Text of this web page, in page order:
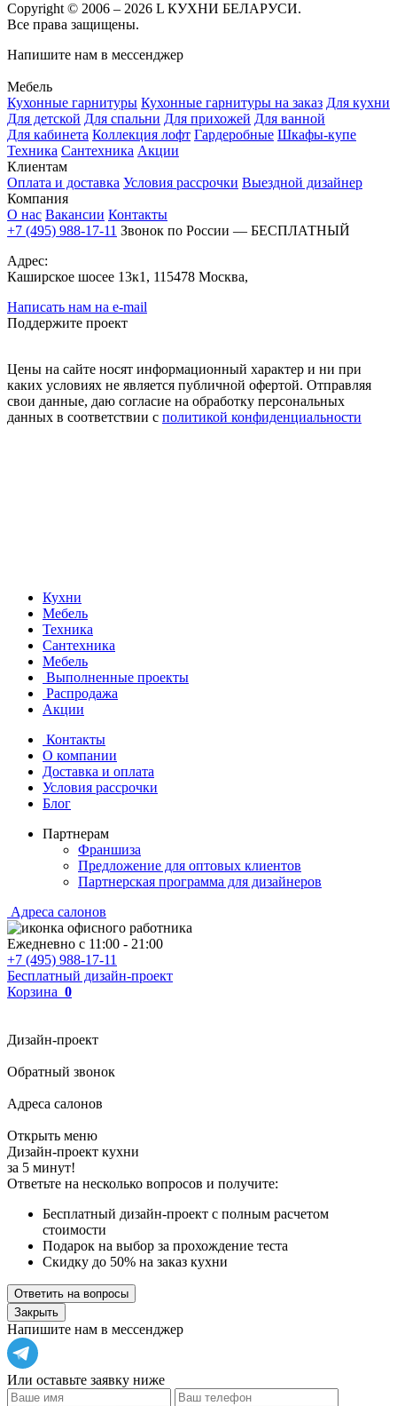
Copyright © 2006 – 2026 L КУХНИ БЕЛАРУСИ.
Все права защищены.
Напишите нам в мессенджер
Мебель
Кухонные гарнитуры Кухонные гарнитуры на заказ Для кухни
Для детской Для спальни Для прихожей Для ванной
Для кабинета Коллекция лофт Гардеробные Шкафы-купе
Техника Сантехника Акции
Клиентам
Оплата и доставка Условия рассрочки Выездной дизайнер
Компания
О нас Вакансии Контакты
+7 (495) 988-17-11 Звонок по России — БЕСПЛАТНЫЙ
Адрес:
Каширское шосее 13к1, 115478 Москва,
Написать нам на e-mail
Поддержите проект
Цены на сайте носят информационный характер и ни при
каких условиях не является публичной офертой. Отправляя
свои данные, даю согласие на обработку персональных
данных в соответствии с политикой конфиденциальности
Кухни
Мебель
Техника
Сантехника
Мебель
Выполненные проекты
Распродажа
Акции
Контакты
О компании
Доставка и оплата
Условия рассрочки
Блог
Партнерам
Франшиза
Предложение для оптовых клиентов
Партнерская программа для дизайнеров
Адреса салонов
Ежедневно с 11:00 - 21:00
+7 (495) 988-17-11
Бесплатный дизайн-проект
Корзина 0
Дизайн-проект
Обратный звонок
Адреса салонов
Открыть меню
Дизайн-проект кухни
за 5 минут!
Ответьте на несколько вопросов и получите:
Бесплатный дизайн-проект с полным расчетом
стоимости
Подарок на выбор за прохождение теста
Скидку до 50% на заказ кухни
Ответить на вопросы
Закрыть
Напишите нам в мессенджер
Или оставьте заявку ниже